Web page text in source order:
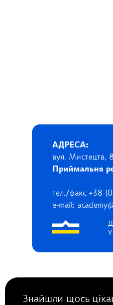
АДРЕСА:
вул. Мистецтв,
Приймальня
тел./факс +38
e-mail:
Знайшли щось